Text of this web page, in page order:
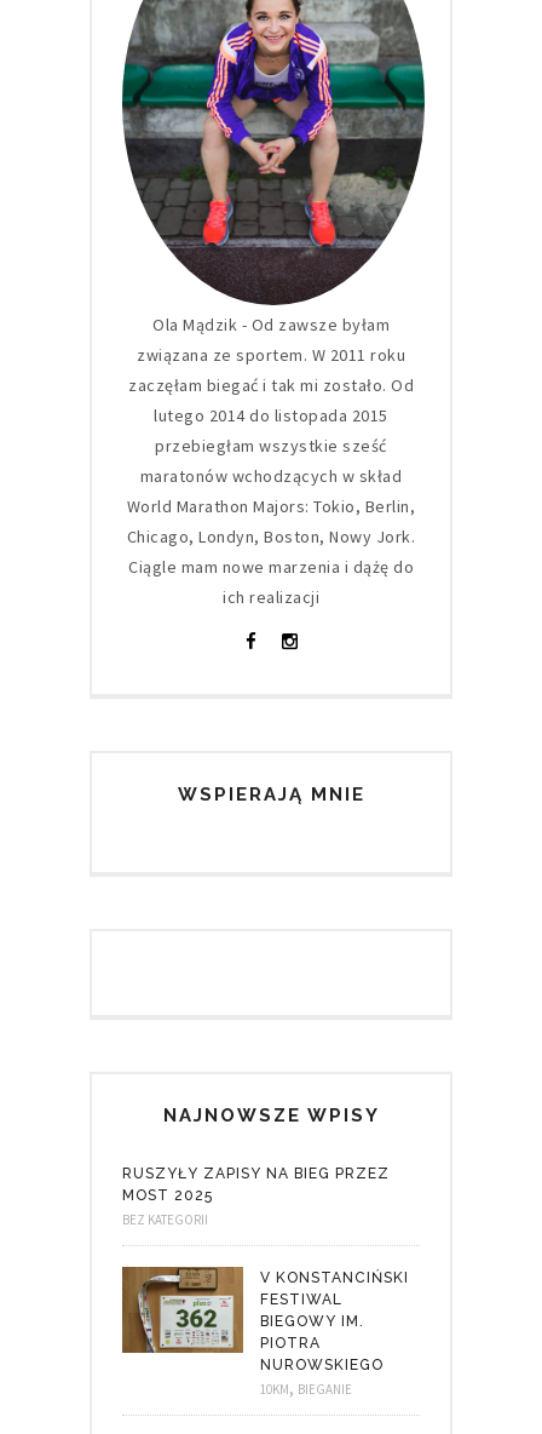
Ola Mądzik - Od zawsze byłam
związana ze sportem. W 2011 roku
zaczęłam biegać i tak mi zostało. Od
lutego 2014 do listopada 2015
przebiegłam wszystkie sześć
maratonów wchodzących w skład
World Marathon Majors: Tokio, Berlin,
Chicago, Londyn, Boston, Nowy Jork.
Ciągle mam nowe marzenia i dążę do
ich realizacji
WSPIERAJĄ MNIE
NAJNOWSZE WPISY
RUSZYŁY ZAPISY NA BIEG PRZEZ
MOST 2025
BEZ KATEGORII
V KONSTANCIŃSKI
FESTIWAL
BIEGOWY IM.
PIOTRA
NUROWSKIEGO
10KM, BIEGANIE